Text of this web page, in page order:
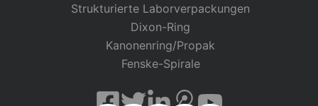
Strukturierte Laborverpackungen
Dixon-Ring
Kanonenring/Propak
Fenske-Spirale